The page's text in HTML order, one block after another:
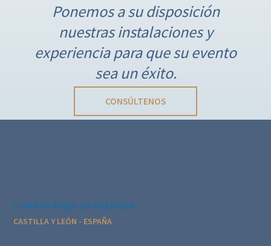
E
v
Ponemos a su disposición
nuestras instalaciones y
experiencia para que su evento
sea un éxito.
CONSÚLTENOS
C/ Real de Burgos s/n VALLADOLID
CASTILLA Y LEÓN - ESPAÑA